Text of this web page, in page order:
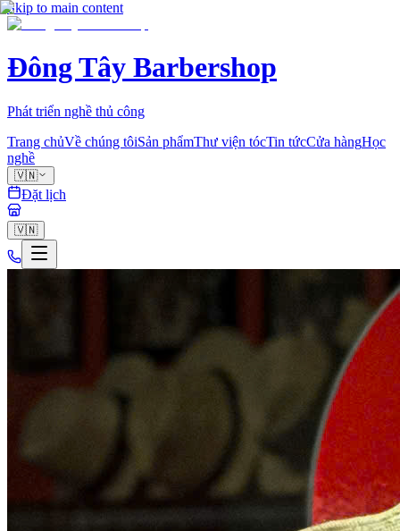
Skip to main content
Đông Tây Barbershop
Phát triển nghề thủ công
Trang chủVề chúng tôiSản phẩmThư viện tócTin tứcCửa hàngHọc
nghề
🇻🇳
Đặt lịch
🇻🇳